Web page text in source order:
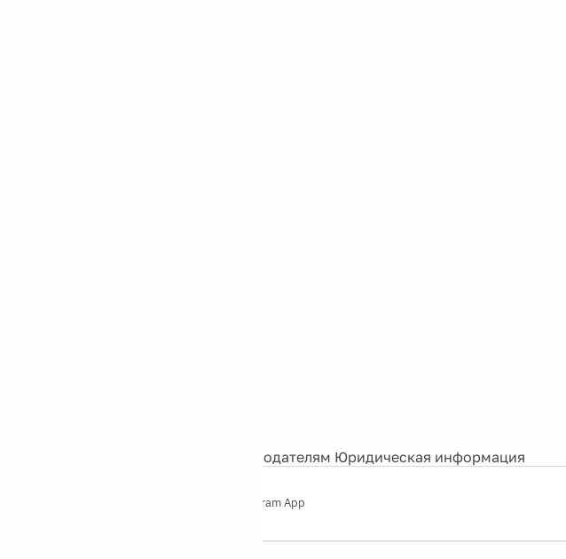
Рекламодателям Юридическая информация
Telegram App